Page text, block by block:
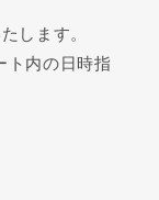
します。
ト内の日時指